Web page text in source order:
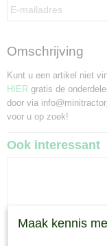
Omschrijving
Kunt u een artikel niet
HIER gratis de
door via
voor u op zoek!
Ook interessant
Maak kennis